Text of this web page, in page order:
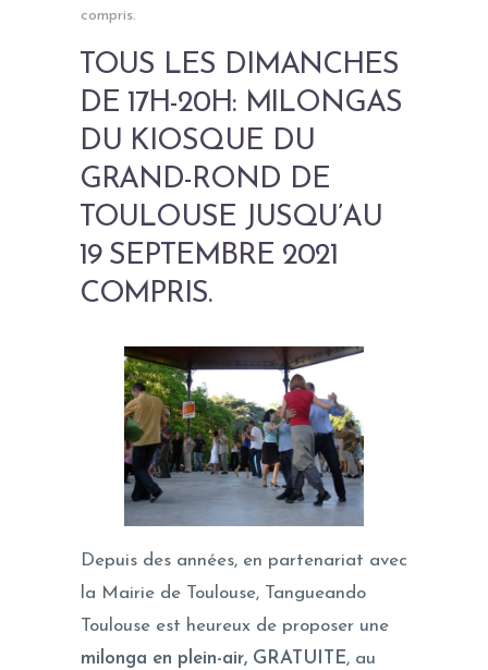
compris.
TOUS LES DIMANCHES
DE 17H-20H: MILONGAS
DU KIOSQUE DU
GRAND-ROND DE
TOULOUSE JUSQU’AU
19 SEPTEMBRE 2021
COMPRIS.
Depuis des années, en partenariat avec
la Mairie de Toulouse, Tangueando
Toulouse est heureux de proposer une
milonga en plein-air, GRATUITE, au